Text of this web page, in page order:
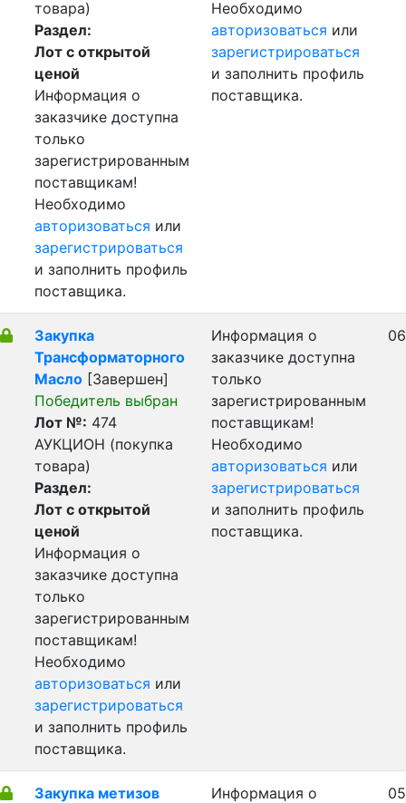
товара)
Раздел:
Лот с открытой
ценой
Информация о
заказчике доступна
только
зарегистрированным
поставщикам!
Необходимо
авторизоваться или
зарегистрироваться
и заполнить профиль
поставщика.
Необходимо
авторизоваться или
зарегистрироваться
и заполнить профиль
поставщика.
Закупка
Трансформаторного
Масло [Завершен]
Победитель выбран
Лот №: 474
АУКЦИОН (покупка
товара)
Раздел:
Лот с открытой
ценой
Информация о
заказчике доступна
только
зарегистрированным
поставщикам!
Необходимо
авторизоваться или
зарегистрироваться
и заполнить профиль
поставщика.
Информация о
заказчике доступна
только
зарегистрированным
поставщикам!
Необходимо
авторизоваться или
зарегистрироваться
и заполнить профиль
поставщика.
Закупка метизов
Информация о